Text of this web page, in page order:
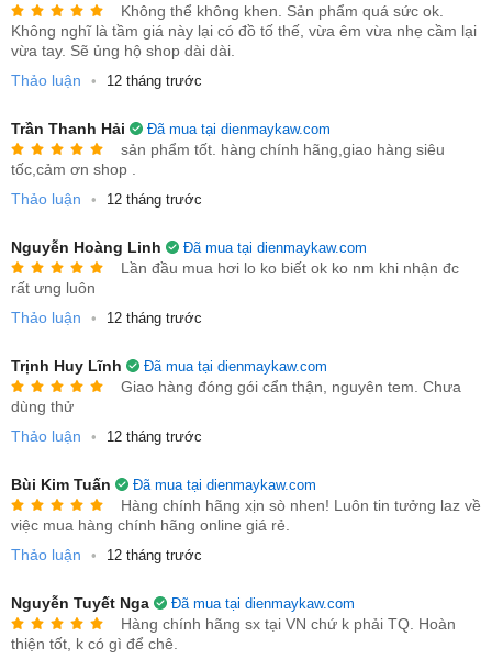
2. Tính năng nổi bật của máy chiếu KAW
K580
- Độ phân giải Full HD 1080P (hỗ trợ 4K): Cho hình ảnh sắc
- Độ sáng cao 3500 Lumens: Đảm bảo hình ảnh rõ ràng ngay
cả trong điều kiện ánh sáng ban ngày.
- Hệ điều hành Android thông minh: Hỗ trợ YouTube, Netflix,
Google Play, thoải mái giải trí không cần thiết bị ngoài.
- Kết nối đa dạng: HDMI, USB, AV, VGA, Bluetooth, WiFi – dễ
thành rạp chiếu phim tại gia.
- Loa kép tích hợp: Âm thanh mạnh mẽ, không cần thêm loa
rời vẫn thưởng thức trọn vẹn.
- Tự động chỉnh keystone: Căn chỉnh khung hình thông minh,
tiết kiệm thời gian cài đặt.
phí thay thế.
Không thể không khen. Sản phẩm quá sức ok.
Không nghĩ là tầm giá này lại có đồ tố thế, vừa êm vừa nhẹ cầm lại
vừa tay. Sẽ ủng hộ shop dài dài.
Thảo luận
• 12 tháng trước
Trần Thanh Hải Đã mua tại dienmaykaw.com
sản phẩm tốt. hàng chính hãng,giao hàng siêu
tốc,cảm ơn shop .
Thảo luận
• 12 tháng trước
Nguyễn Hoàng Linh Đã mua tại dienmaykaw.com
Lần đầu mua hơi lo ko biết ok ko nm khi nhận đc
rất ưng luôn
Thảo luận
• 12 tháng trước
Trịnh Huy Lĩnh Đã mua tại dienmaykaw.com
Giao hàng đóng gói cẩn thận, nguyên tem. Chưa
dùng thử
Thảo luận
• 12 tháng trước
Bùi Kim Tuấn Đã mua tại dienmaykaw.com
Hàng chính hãng xịn sò nhen! Luôn tin tưởng laz về
việc mua hàng chính hãng online giá rẻ.
Thảo luận
• 12 tháng trước
Nguyễn Tuyết Nga Đã mua tại dienmaykaw.com
Hàng chính hãng sx tại VN chứ k phải TQ. Hoàn
thiện tốt, k có gì để chê.